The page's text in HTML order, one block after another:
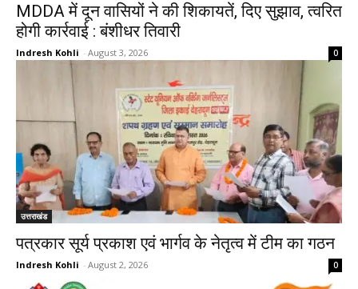
MDDA में दून वासियों ने की शिकायतें, दिए सुझाव, त्वरित
होगी कार्रवाई : बंशीधर तिवारी
Indresh Kohli - August 3, 2026 0
उत्तराखंड
पत्रकार सूर्य प्रकाश एवं भार्गव के नेतृत्व में टीम का गठन
Indresh Kohli - August 2, 2026 0